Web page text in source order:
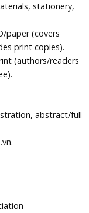
stationery,
paper (covers
print copies).
(authors/readers
abstract/full